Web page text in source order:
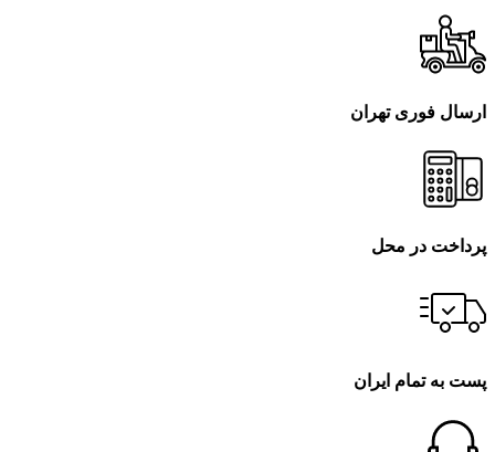
ارسال فوری تهران
پرداخت در محل
پست به تمام ایران